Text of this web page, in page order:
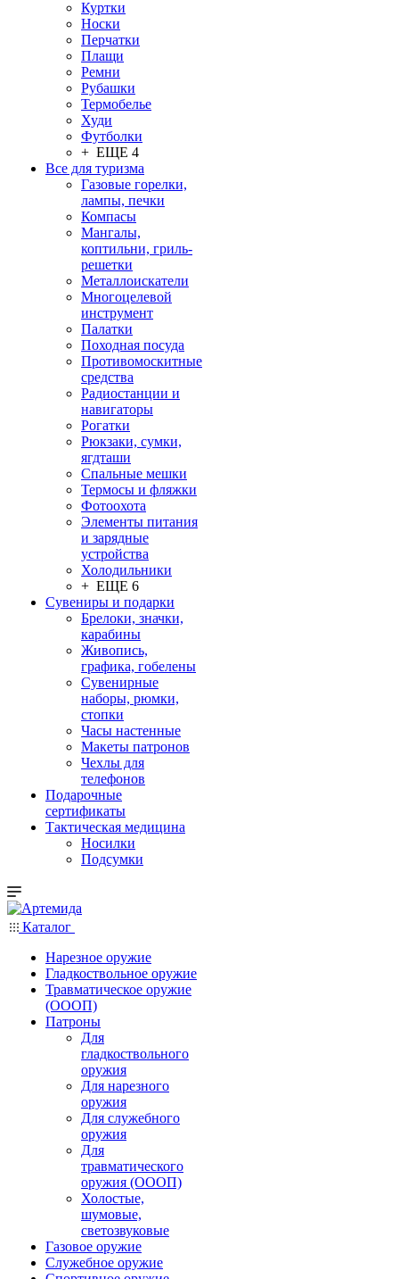
Куртки
Носки
Перчатки
Плащи
Ремни
Рубашки
Термобелье
Худи
Футболки
+ ЕЩЕ 4
Все для туризма
Газовые горелки,
лампы, печки
Компасы
Мангалы,
коптильни, гриль-
решетки
Металлоискатели
Многоцелевой
инструмент
Палатки
Походная посуда
Противомоскитные
средства
Радиостанции и
навигаторы
Рогатки
Рюкзаки, сумки,
ягдташи
Спальные мешки
Термосы и фляжки
Фотоохота
Элементы питания
и зарядные
устройства
Холодильники
+ ЕЩЕ 6
Сувениры и подарки
Брелоки, значки,
карабины
Живопись,
графика, гобелены
Сувенирные
наборы, рюмки,
стопки
Часы настенные
Макеты патронов
Чехлы для
телефонов
Подарочные
сертификаты
Тактическая медицина
Носилки
Подсумки
Каталог
Нарезное оружие
Гладкоствольное оружие
Травматическое оружие
(ОООП)
Патроны
Для
гладкоствольного
оружия
Для нарезного
оружия
Для служебного
оружия
Для
травматического
оружия (ОООП)
Холостые,
шумовые,
светозвуковые
Газовое оружие
Служебное оружие